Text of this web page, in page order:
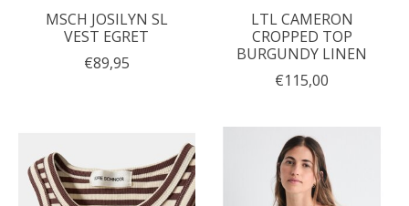
MSCH JOSILYN SL
VEST EGRET
€89,95
LTL CAMERON
CROPPED TOP
BURGUNDY LINEN
€115,00